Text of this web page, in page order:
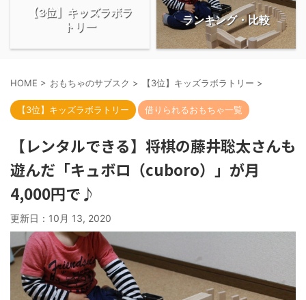
【3位】キッズラボラ
トリー
ランキング・比較
HOME > おもちゃのサブスク > 【3位】キッズラボラトリー >
【3位】キッズラボラトリー 借りられるおもちゃ一覧
【レンタルできる】将棋の藤井聡太さんも
遊んだ「キュボロ（cuboro）」が月
4,000円で♪
更新日： 10月 13, 2020